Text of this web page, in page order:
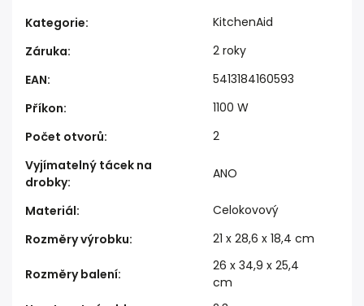
Kategorie:
KitchenAid
Záruka:
2 roky
EAN:
5413184160593
Příkon:
1100 W
Počet otvorů:
2
Vyjímatelný tácek na
drobky:
ANO
Materiál:
Celokovový
Rozměry výrobku: 21 x 28,6 x 18,4 cm
Rozměry balení:
26 x 34,9 x 25,4
cm